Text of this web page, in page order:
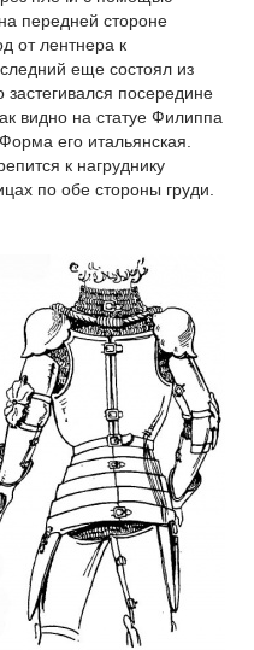
передней стороне
от лентнера к
еще состоял из
застегивался посередине
видно на статуе Филиппа
его итальянская.
к нагруднику
по обе стороны груди.